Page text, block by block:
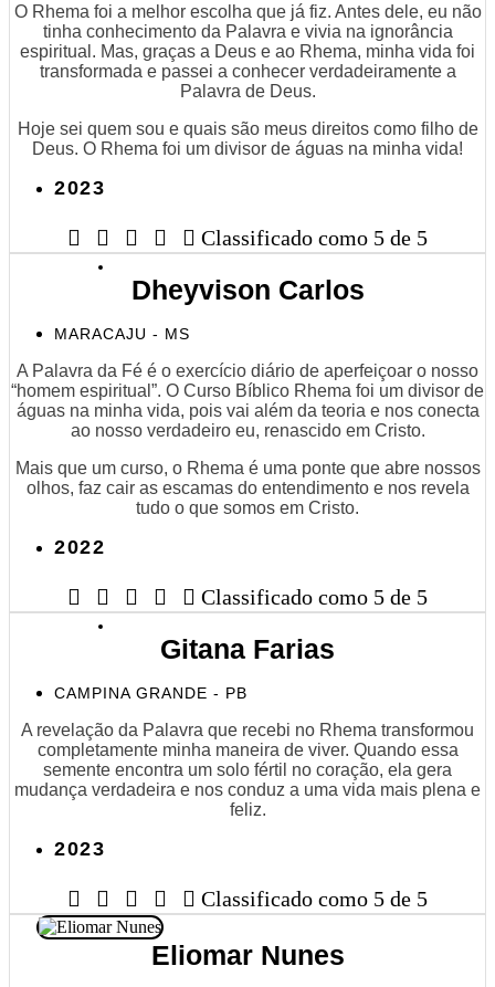
O Rhema foi a melhor escolha que já fiz. Antes dele, eu não
tinha conhecimento da Palavra e vivia na ignorância
espiritual. Mas, graças a Deus e ao Rhema, minha vida foi
transformada e passei a conhecer verdadeiramente a
Palavra de Deus.
Hoje sei quem sou e quais são meus direitos como filho de
Deus. O Rhema foi um divisor de águas na minha vida!
2023
     Classificado como 5 de 5
Dheyvison Carlos
MARACAJU - MS
A Palavra da Fé é o exercício diário de aperfeiçoar o nosso
“homem espiritual”. O Curso Bíblico Rhema foi um divisor de
águas na minha vida, pois vai além da teoria e nos conecta
ao nosso verdadeiro eu, renascido em Cristo.
Mais que um curso, o Rhema é uma ponte que abre nossos
olhos, faz cair as escamas do entendimento e nos revela
tudo o que somos em Cristo.
2022
     Classificado como 5 de 5
Gitana Farias
CAMPINA GRANDE - PB
A revelação da Palavra que recebi no Rhema transformou
completamente minha maneira de viver. Quando essa
semente encontra um solo fértil no coração, ela gera
mudança verdadeira e nos conduz a uma vida mais plena e
feliz.
2023
     Classificado como 5 de 5
Eliomar Nunes